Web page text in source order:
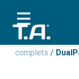
/ Engrais
complets /